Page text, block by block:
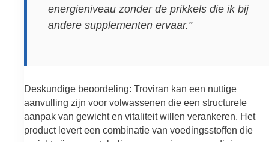
energieniveau zonder de prikkels die ik bij
andere supplementen ervaar.”
Deskundige beoordeling: Troviran kan een nuttige
aanvulling zijn voor volwassenen die een structurele
aanpak van gewicht en vitaliteit willen verankeren. Het
product levert een combinatie van voedingsstoffen die